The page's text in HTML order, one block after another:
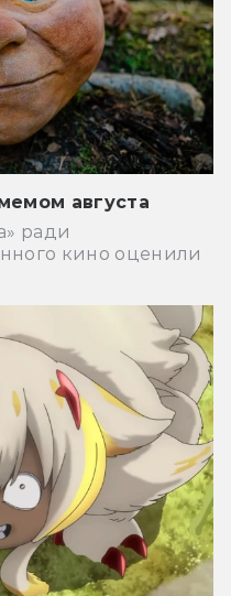
августа
ради
кино оценили